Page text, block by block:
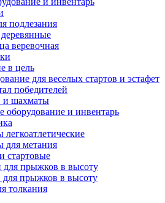
подлезания
веревочная
в цель
для веселых стартов и эстафет
победителей
шахматы
оборудование и инвентарь
легкоатлетические
для метания
стартовые
для прыжков в высоту
прыжков в высоту
толкания